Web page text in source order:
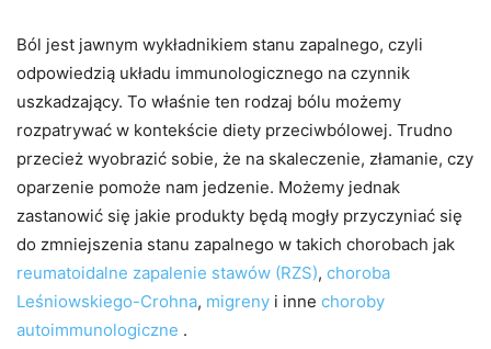
Ból jest jawnym wykładnikiem stanu zapalnego, czyli
odpowiedzią układu immunologicznego na czynnik
uszkadzający. To właśnie ten rodzaj bólu możemy
rozpatrywać w kontekście diety przeciwbólowej. Trudno
przecież wyobrazić sobie, że na skaleczenie, złamanie, czy
oparzenie pomoże nam jedzenie. Możemy jednak
zastanowić się jakie produkty będą mogły przyczyniać się
do zmniejszenia stanu zapalnego w takich chorobach jak
reumatoidalne zapalenie stawów (RZS), choroba
Leśniowskiego-Crohna, migreny i inne choroby
autoimmunologiczne .